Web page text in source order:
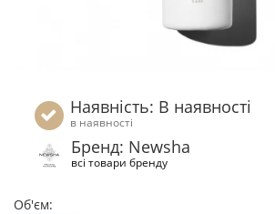
Наявність: В наявності
в наявності
Бренд: Newsha
всі товари бренду
Об'єм: